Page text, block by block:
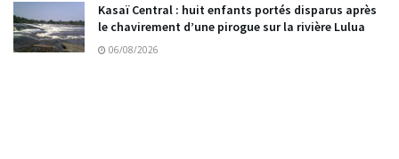
Kasaï Central : huit enfants portés disparus après
le chavirement d’une pirogue sur la rivière Lulua
06/08/2026